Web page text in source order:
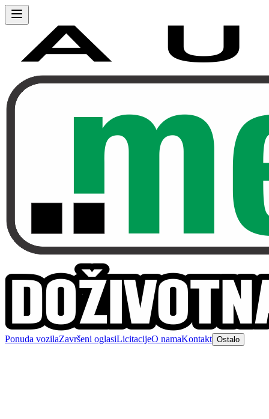
Ponuda vozilaZavršeni oglasiLicitacijeO namaKontakt Ostalo